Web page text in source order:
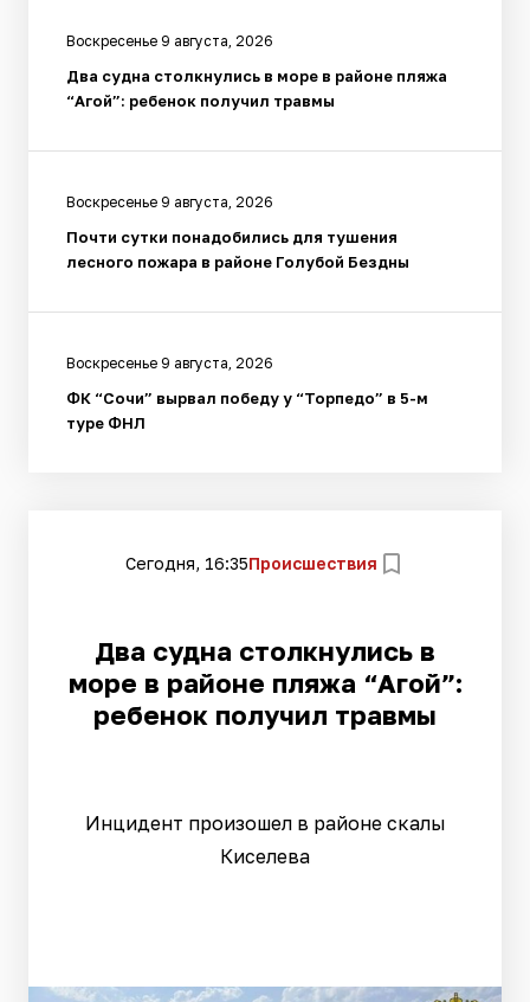
Воскресенье 9 августа, 2026
Два судна столкнулись в море в районе пляжа
“Агой”: ребенок получил травмы
Воскресенье 9 августа, 2026
Почти сутки понадобились для тушения
лесного пожара в районе Голубой Бездны
Воскресенье 9 августа, 2026
ФК “Сочи” вырвал победу у “Торпедо” в 5-м
туре ФНЛ
Сегодня, 16:35Происшествия
Два судна столкнулись в
море в районе пляжа “Агой”:
ребенок получил травмы
Инцидент произошел в районе скалы
Киселева